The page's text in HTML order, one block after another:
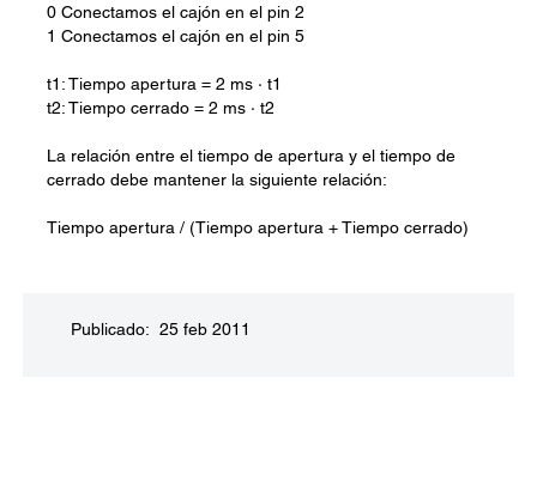
0 Conectamos el cajón en el pin 2
1 Conectamos el cajón en el pin 5
t1: Tiempo apertura = 2 ms · t1
t2: Tiempo cerrado = 2 ms · t2
La relación entre el tiempo de apertura y el tiempo de
cerrado debe mantener la siguiente relación:
Tiempo apertura / (Tiempo apertura + Tiempo cerrado)
Publicado: 25 feb 2011